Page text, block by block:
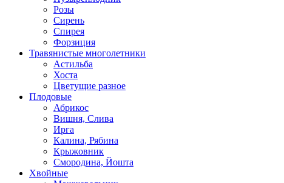
Розы
Сирень
Спирея
Форзиция
Травянистые многолетники
Астильба
Хоста
Цветущие разное
Плодовые
Абрикос
Вишня, Слива
Ирга
Калина, Рябина
Крыжовник
Смородина, Йошта
Хвойные